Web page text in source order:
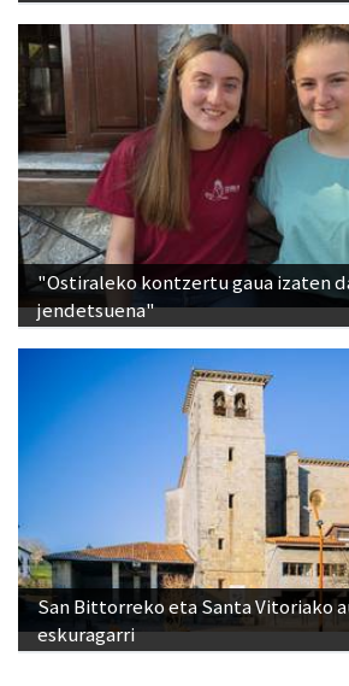
"Ostiraleko kontzertu gaua izaten
jendetsuena"
San Bittorreko eta Santa Vitoriako
eskuragarri